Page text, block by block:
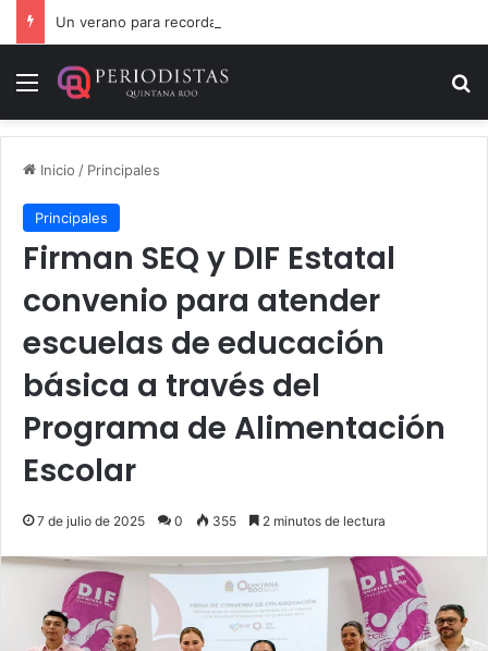
Menú
Inicio / Principales
Principales
Firman SEQ y DIF Estatal
convenio para atender
escuelas de educación
básica a través del
Programa de Alimentación
Escolar
7 de julio de 2025 0 355 2 minutos de lectura